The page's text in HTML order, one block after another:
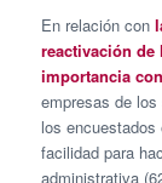
En relación con
reactivación de
importancia
empresas de
los
facilidad para
administrativa